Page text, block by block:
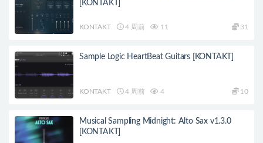
[KONTAKT]
KONTAKT 4 周前 11 31
Sample Logic HeartBeat Guitars [KONTAKT]
KONTAKT 4 周前 4 10
Musical Sampling Midnight: Alto Sax v1.3.0
[KONTAKT]